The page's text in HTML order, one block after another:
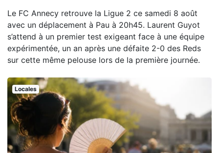
Le FC Annecy retrouve la Ligue 2 ce samedi 8 août
avec un déplacement à Pau à 20h45. Laurent Guyot
s’attend à un premier test exigeant face à une équipe
expérimentée, un an après une défaite 2-0 des Reds
sur cette même pelouse lors de la première journée.
Locales